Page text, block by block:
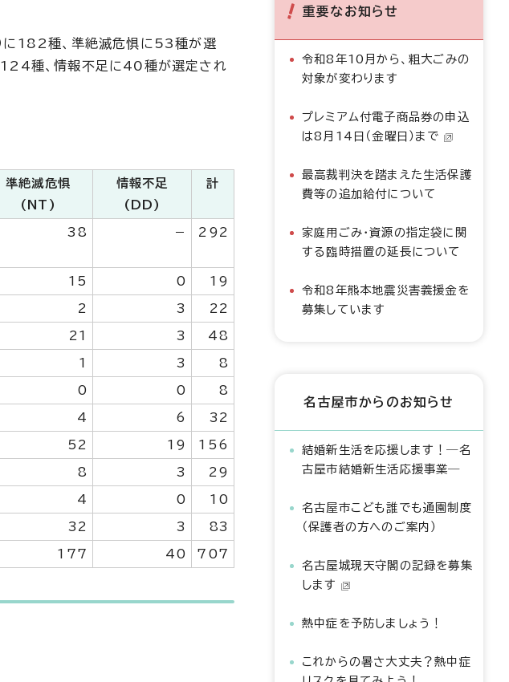
に182種、準絶滅危惧に53種が選
種、情報不足に40種が選定され
準絶滅危惧
(NT)
情報不足
(DD)
計
38 － 292
15 0 19
2 3 22
21 3 48
1 3 8
0 0 8
4 6 32
52 19 156
8 3 29
4 0 10
32 3 83
177 40 707
重要なお知らせ
令和8年10月から、粗大ごみの
対象が変わります
プレミアム付電子商品券の申込
は8月14日（金曜日）まで
最高裁判決を踏まえた生活保護
費等の追加給付について
家庭用ごみ・資源の指定袋に関
する臨時措置の延長について
令和8年熊本地震災害義援金を
募集しています
名古屋市からのお知らせ
結婚新生活を応援します！―名
古屋市結婚新生活応援事業―
名古屋市こども誰でも通園制度
（保護者の方へのご案内）
名古屋城現天守閣の記録を募集
します
熱中症を予防しましょう！
これからの暑さ大丈夫？熱中症